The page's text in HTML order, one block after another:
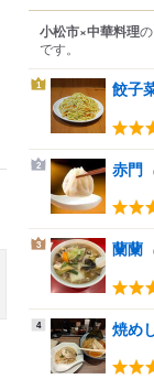
小松市×中華料理
です。
1 餃子
2 赤門
3 蘭蘭
4 焼め